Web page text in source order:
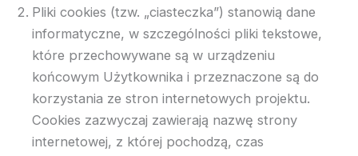
Pliki cookies (tzw. „ciasteczka”) stanowią dane
informatyczne, w szczególności pliki tekstowe,
które przechowywane są w urządzeniu
końcowym Użytkownika i przeznaczone są do
korzystania ze stron internetowych projektu.
Cookies zazwyczaj zawierają nazwę strony
internetowej, z której pochodzą, czas